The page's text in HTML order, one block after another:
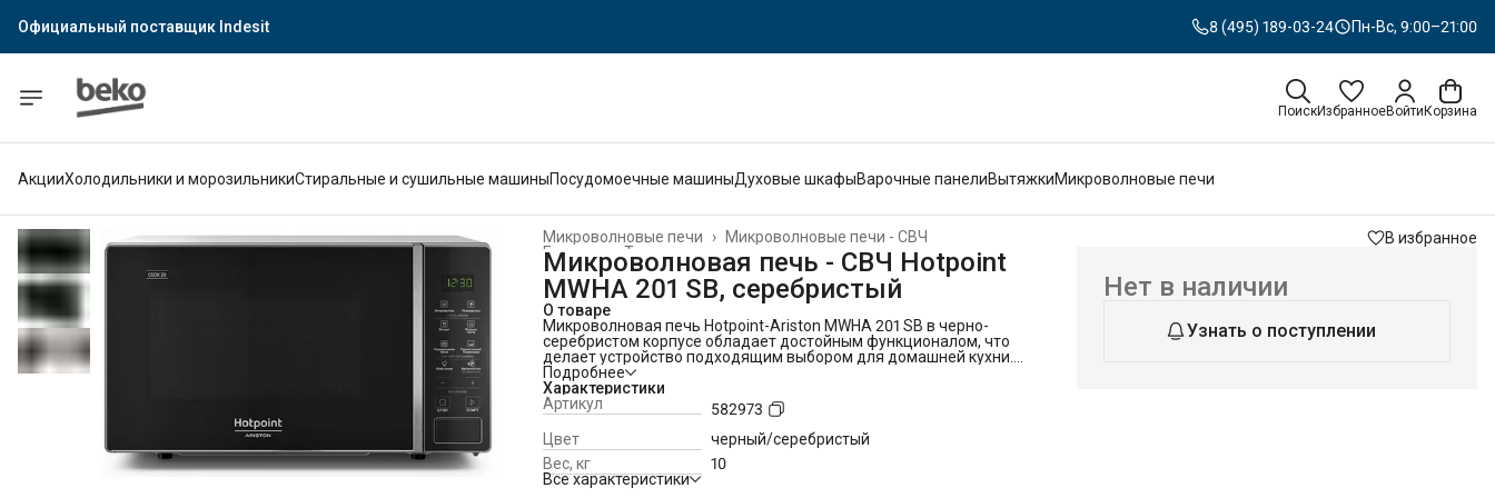
Официальный поставщик Indesit
Официальный поставщик Hotpoint
8 (495) 189-03-24 Пн-Вс, 9:00–21:00
ПоискИзбранноеВойти Корзина
АкцииХолодильники и морозильникиСтиральные и сушильные машиныПосудомоечные машиныДуховые шкафыВарочные панелиВытяжкиМикроволновые печи
Микроволновые печи - СВЧ
Микроволновые печи
›
Техника для кухни
Главная
Микроволновая печь - СВЧ Hotpoint
MWHA 201 SB, серебристый
О товаре
Микроволновая печь Hotpoint-Ariston MWHA 201 SB в черно-
серебристом корпусе обладает достойным функционалом, что
делает устройство подходящим выбором для домашней кухни.
Особенности:
Модель мощностью 700 Вт имеет 8 программ автоматического
приготовления пищи, а также режимы разогревания и
размораживания пищи.
При необходимости можно отложить процесс приготовления еды
при помощи специальной опции.
Камера модели объемом 20 л оснащена эмалированным
покрытием, прочным и легким в очищении.
Подробнее
Характеристики
Артикул
582973
Цвет
черный/серебристый
Вес, кг
10
Все характеристики
В избранное
Нет в наличии
Узнать о поступлении